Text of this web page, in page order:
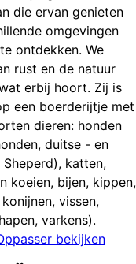
die ervan genieten
omgevingen
ontdekken. We
rust en de natuur
erbij hoort. Zij is
een boerderijtje met
dieren: honden
duitse - en
Sheperd), katten,
koeien, bijen, kippen,
vissen,
varkens).
bekijken